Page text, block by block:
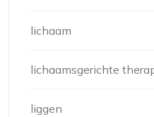
lichaam
lichaamsgerichte
liggen